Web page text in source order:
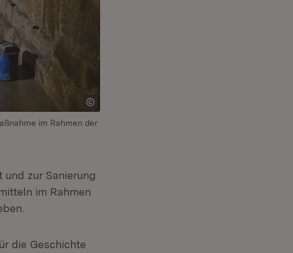
im Rahmen der
zur Sanierung
im Rahmen
neuem Fenster)
die Geschichte